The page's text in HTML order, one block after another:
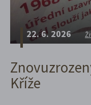
22. 6. 2026
Kříže